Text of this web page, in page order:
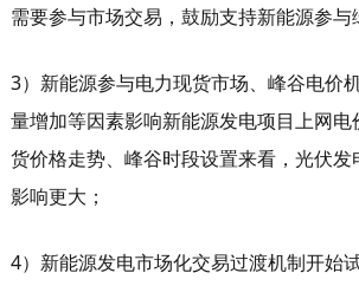
需要参与市场交易，鼓励支持新能源参与
3）新能源参与电力现货市场、峰谷电价
量增加等因素影响新能源发电项目上网
货价格走势、峰谷时段设置来看，光伏发
影响更大；
4）新能源发电市场化交易过渡机制开始试